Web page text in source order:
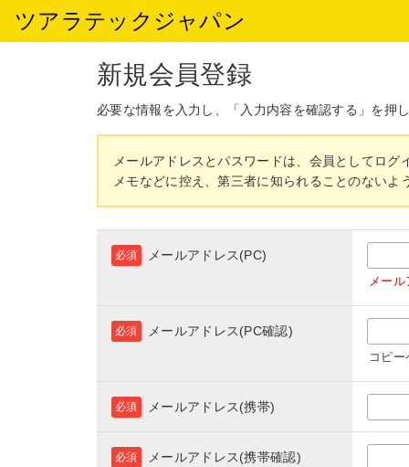
ツアラテックジャパン
新規会員登録
必要な情報を入力し、「入力内容を確認する」を押
メールアドレスとパスワードは、会員としてログ
メモなどに控え、第三者に知られることのないよ
メールアドレス(PC)
必須
メー
メールアドレス(PC確認)
必須
コピ
メールアドレス(携帯)
必須
メールアドレス(携帯確認)
必須